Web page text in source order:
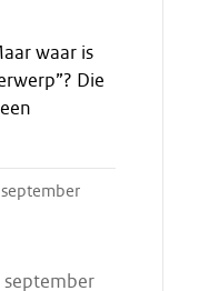
waar is
Die
september